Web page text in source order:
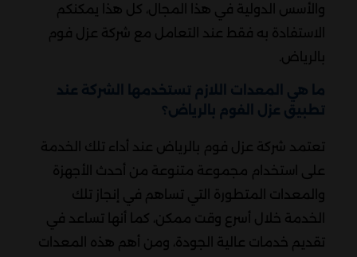
والأسس الدولية في هذا المجال، كل هذا يمكنكم
الاستفادة به فقط عند التعامل مع شركة عزل فوم
بالرياض.
ما هي المعدات اللازم تستخدمها الشركة عند
تطبيق عزل الفوم بالرياض؟
تعتمد شركة عزل فوم بالرياض عند أداء تلك الخدمة
على استخدام مجموعة متنوعة من أحدث الأجهزة
والمعدات المتطورة التي تساهم في إنجاز تلك
الخدمة خلال أسرع وقت ممكن، كما أنها تساعد في
تقديم خدمات عالية الجودة، ومن أهم هذه المعدات